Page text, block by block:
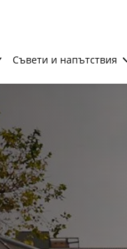
Съвети и напътствия